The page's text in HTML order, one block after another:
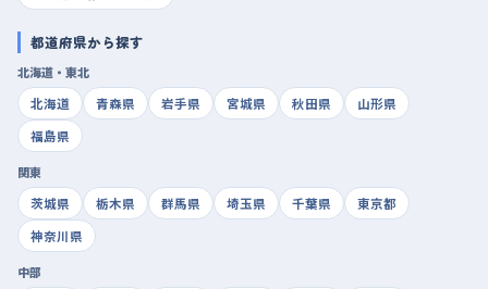
都道府県から探す
北海道・東北
北海道
青森県 岩手県 宮城県 秋田県
山形県
福島県
関東
茨城県
栃木県 群馬県 埼玉県 千葉県
東京都
神奈川県
中部